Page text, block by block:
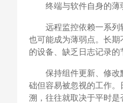
终端与软件自身的薄
远程监控依赖一系
也可能成为薄弱点。长
的设备、缺乏日志记录的
保持组件更新、修
础但容易被忽视的工作
溯，往往就取决于平时是